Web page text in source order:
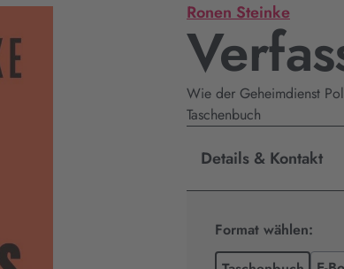
Ronen Steinke
Wie der Geheimdienst
Taschenbuch
Details & Kontakt
Format wählen: